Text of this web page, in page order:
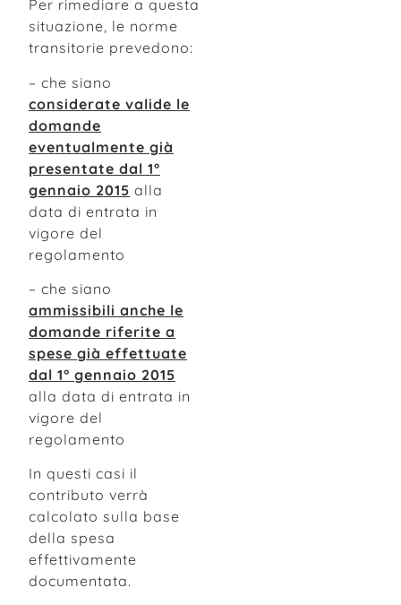
Per rimediare a questa
situazione, le norme
transitorie prevedono:
– che siano
considerate valide le
domande
eventualmente già
presentate dal 1°
gennaio 2015 alla
data di entrata in
vigore del
regolamento
– che siano
ammissibili anche le
domande riferite a
spese già effettuate
dal 1° gennaio 2015
alla data di entrata in
vigore del
regolamento
In questi casi il
contributo verrà
calcolato sulla base
della spesa
effettivamente
documentata.